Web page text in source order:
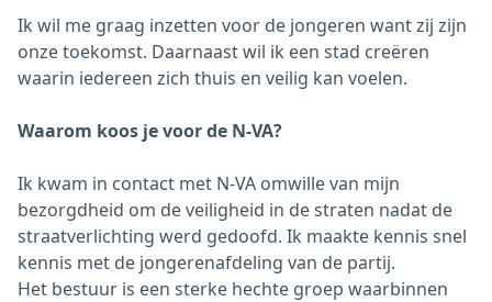
Ik wil me graag inzetten voor de jongeren want zij zijn
onze toekomst. Daarnaast wil ik een stad creëren
waarin iedereen zich thuis en veilig kan voelen.
Waarom koos je voor de N-VA?
Ik kwam in contact met N-VA omwille van mijn
bezorgdheid om de veiligheid in de straten nadat de
straatverlichting werd gedoofd. Ik maakte kennis snel
kennis met de jongerenafdeling van de partij.
Het bestuur is een sterke hechte groep waarbinnen